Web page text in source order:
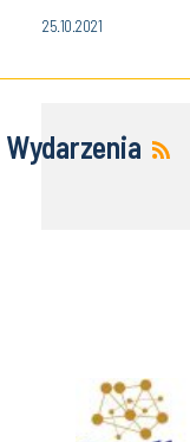
25.10.2021
Wydarzenia